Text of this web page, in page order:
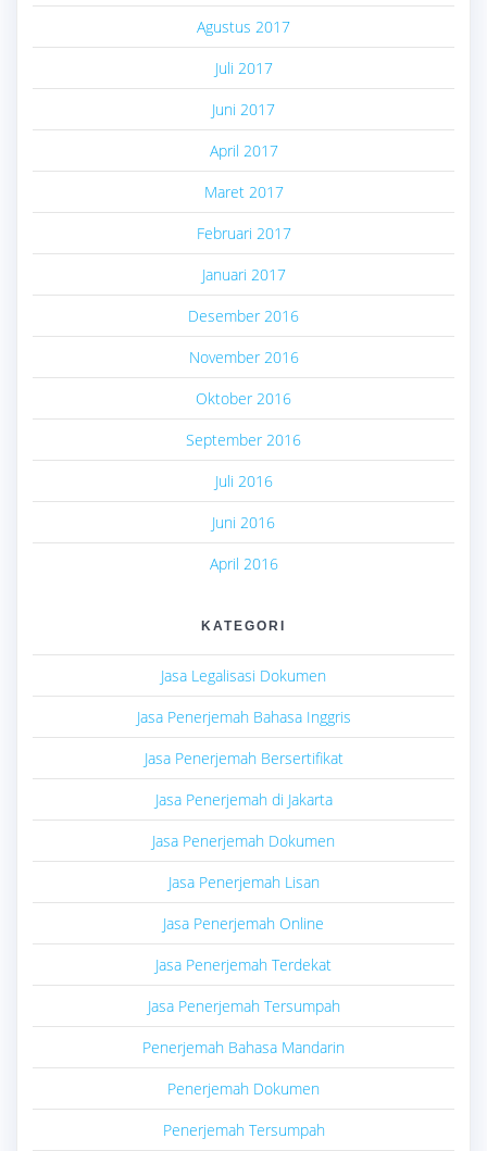
Agustus 2017
Juli 2017
Juni 2017
April 2017
Maret 2017
Februari 2017
Januari 2017
Desember 2016
November 2016
Oktober 2016
September 2016
Juli 2016
Juni 2016
April 2016
KATEGORI
Jasa Legalisasi Dokumen
Jasa Penerjemah Bahasa Inggris
Jasa Penerjemah Bersertifikat
Jasa Penerjemah di Jakarta
Jasa Penerjemah Dokumen
Jasa Penerjemah Lisan
Jasa Penerjemah Online
Jasa Penerjemah Terdekat
Jasa Penerjemah Tersumpah
Penerjemah Bahasa Mandarin
Penerjemah Dokumen
Penerjemah Tersumpah